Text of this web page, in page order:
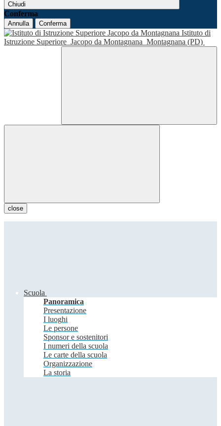
Chiudi
Conferma
Annulla Conferma
Istituto di
Istruzione Superiore Jacopo da Montagnana Montagnana (PD)
close
Scuola
Panoramica
Presentazione
I luoghi
Le persone
Sponsor e sostenitori
I numeri della scuola
Le carte della scuola
Organizzazione
La storia